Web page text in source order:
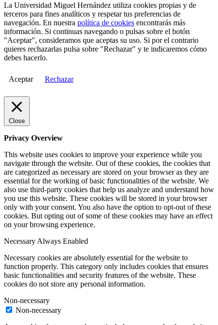
La Universidad Miguel Hernández utiliza cookies propias y de
terceros para fines analíticos y respetar tus preferencias de
navegación. En nuestra política de cookies encontrarás más
información. Si continuas navegando o pulsas sobre el botón
"Aceptar", consideramos que aceptas su uso. Si por el contrario
quieres rechazarlas pulsa sobre "Rechazar" y te indicaremos cómo
debes hacerlo.
Aceptar Rechazar
Close
Privacy Overview
This website uses cookies to improve your experience while you
navigate through the website. Out of these cookies, the cookies that
are categorized as necessary are stored on your browser as they are
essential for the working of basic functionalities of the website. We
also use third-party cookies that help us analyze and understand how
you use this website. These cookies will be stored in your browser
only with your consent. You also have the option to opt-out of these
cookies. But opting out of some of these cookies may have an effect
on your browsing experience.
Necessary Always Enabled
Necessary cookies are absolutely essential for the website to
function properly. This category only includes cookies that ensures
basic functionalities and security features of the website. These
cookies do not store any personal information.
Non-necessary
Non-necessary